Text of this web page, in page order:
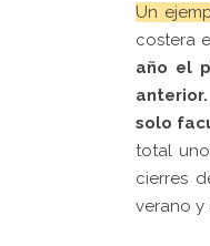
Un
costera
año el
anterior.
solo
total
cierres
verano y